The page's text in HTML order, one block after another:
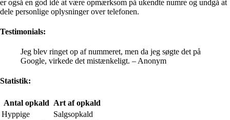
er også en god idé at være opmærksom på ukendte numre og undgå at
dele personlige oplysninger over telefonen.
Testimonials:
Jeg blev ringet op af nummeret, men da jeg søgte det på
Google, virkede det mistænkeligt. – Anonym
Statistik:
Antal opkald Art af opkald
Hyppige
Salgsopkald